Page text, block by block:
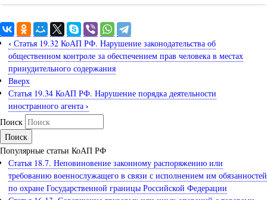
‹ Статья 19.32 КоАП РФ. Нарушение законодательства об
общественном контроле за обеспечением прав человека в местах
принудительного содержания
Вверх
Статья 19.34 КоАП РФ. Нарушение порядка деятельности
иностранного агента ›
Поиск
Популярные статьи КоАП РФ
Статья 18.7. Неповиновение законному распоряжению или
требованию военнослужащего в связи с исполнением им обязанностей
по охране Государственной границы Российской Федерации